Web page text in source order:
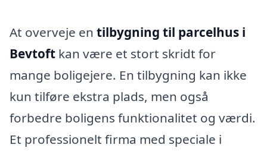
At overveje en tilbygning til parcelhus i
Bevtoft kan være et stort skridt for
mange boligejere. En tilbygning kan ikke
kun tilføre ekstra plads, men også
forbedre boligens funktionalitet og værdi.
Et professionelt firma med speciale i